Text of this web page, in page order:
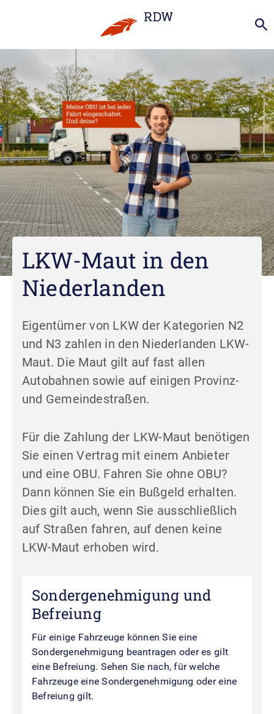
LKW-Maut in den
Niederlanden
Eigentümer von LKW der Kategorien N2
und N3 zahlen in den Niederlanden LKW-
Maut. Die Maut gilt auf fast allen
Autobahnen sowie auf einigen Provinz-
und Gemeindestraßen.
Für die Zahlung der LKW-Maut benötigen
Sie einen Vertrag mit einem Anbieter
und eine OBU. Fahren Sie ohne OBU?
Dann können Sie ein Bußgeld erhalten.
Dies gilt auch, wenn Sie ausschließlich
auf Straßen fahren, auf denen keine
LKW-Maut erhoben wird.
Sondergenehmigung und
Befreiung
Für einige Fahrzeuge können Sie eine
Sondergenehmigung beantragen oder es gilt
eine Befreiung. Sehen Sie nach, für welche
Fahrzeuge eine Sondergenehmigung oder eine
Befreiung gilt.